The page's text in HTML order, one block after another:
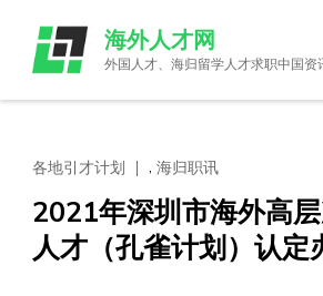
content
(Press
海外人才网
外国人才、海归留学人才求职中国资
各地引才计划 , 海归职讯
2021年深圳市海外高
人才（孔雀计划）认定